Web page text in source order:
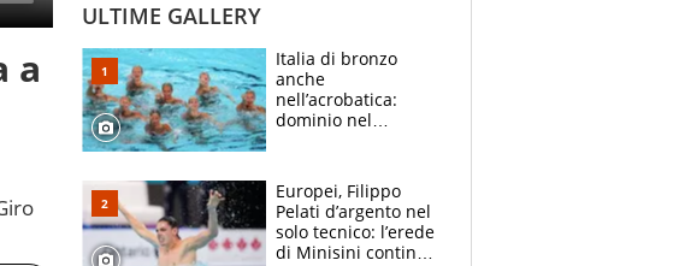
a
ULTIME GALLERY
Italia di bronzo
anche
nell’acrobatica:
dominio nel
e compagni
continuare
Europei, Filippo
Pelati d’argento nel
solo tecnico: l’erede
di Minisini continua